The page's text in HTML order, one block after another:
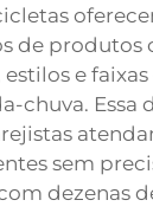
de produtos
e
chuva. Essa
sem
dezenas